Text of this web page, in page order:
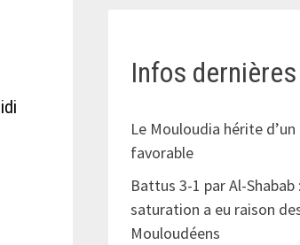
Infos dernières
Le Mouloudia hérite
favorable
Battus 3-1 par Al-Shabab
saturation a eu raison
Mouloudéens